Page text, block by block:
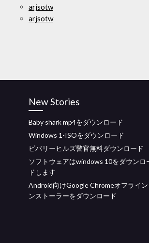
arjsotw
arjsotw
New Stories
Baby shark mp4をダウンロード
Windows 1-ISOをダウンロード
ビバリーヒルズ警官無料ダウンロード
ソフトウェアはwindows 10をダウンロ
ドします
Android向けGoogle Chromeオフライン
ンストーラーをダウンロード